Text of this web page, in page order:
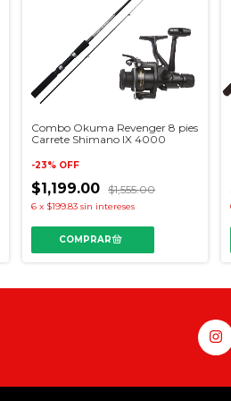
Combo Okuma Revenger 8 pies
Carrete Shimano IX 4000
-23% OFF
$1,199.00 $1,555.00
6 x $199.83 sin intereses